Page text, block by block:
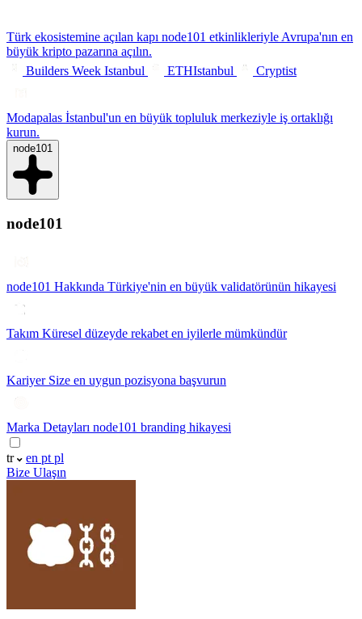
Türk ekosistemine açılan kapı node101 etkinlikleriyle Avrupa'nın en
büyük kripto pazarına açılın.
Builders Week Istanbul
ETHIstanbul Cryptist
Modapalas İstanbul'un en büyük topluluk merkeziyle iş ortaklığı
kurun.
node101
node101
node101 Hakkında Türkiye'nin en büyük validatörünün hikayesi
Takım Küresel düzeyde rekabet en iyilerle mümkündür
Kariyer Size en uygun pozisyona başvurun
Marka Detayları node101 branding hikayesi
tr en pt pl
Bize Ulaşın